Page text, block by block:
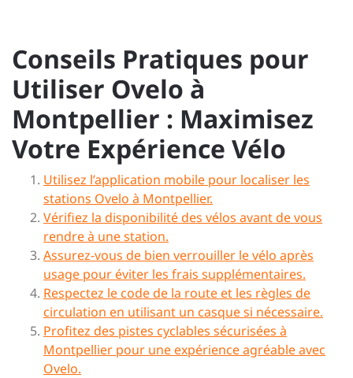
Conseils Pratiques pour
Utiliser Ovelo à
Montpellier : Maximisez
Votre Expérience Vélo
Utilisez l’application mobile pour localiser les
stations Ovelo à Montpellier.
Vérifiez la disponibilité des vélos avant de vous
rendre à une station.
Assurez-vous de bien verrouiller le vélo après
usage pour éviter les frais supplémentaires.
Respectez le code de la route et les règles de
circulation en utilisant un casque si nécessaire.
Profitez des pistes cyclables sécurisées à
Montpellier pour une expérience agréable avec
Ovelo.